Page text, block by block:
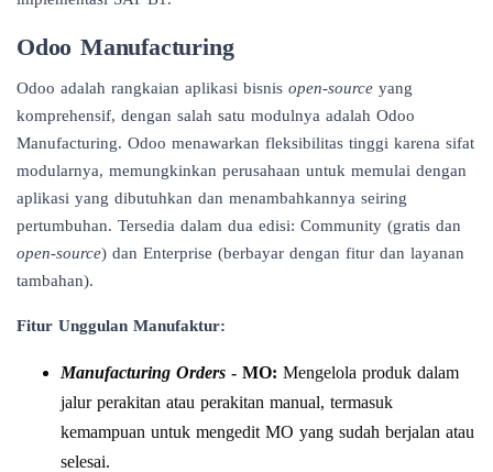
Odoo Manufacturing
Odoo adalah rangkaian aplikasi bisnis open-source yang
komprehensif, dengan salah satu modulnya adalah Odoo
Manufacturing. Odoo menawarkan fleksibilitas tinggi karena sifat
modularnya, memungkinkan perusahaan untuk memulai dengan
aplikasi yang dibutuhkan dan menambahkannya seiring
pertumbuhan. Tersedia dalam dua edisi: Community (gratis dan
open-source) dan Enterprise (berbayar dengan fitur dan layanan
tambahan).
Fitur Unggulan Manufaktur:
Manufacturing Orders - MO: Mengelola produk dalam
jalur perakitan atau perakitan manual, termasuk
kemampuan untuk mengedit MO yang sudah berjalan atau
selesai.